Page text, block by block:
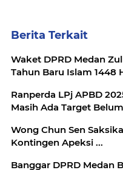
Berita Terkait
Waket DPRD Medan
Tahun Baru Islam 1448
Ranperda LPj APBD
Masih Ada Target
Wong Chun Sen
Kontingen Apeksi ...
Banggar DPRD Medan